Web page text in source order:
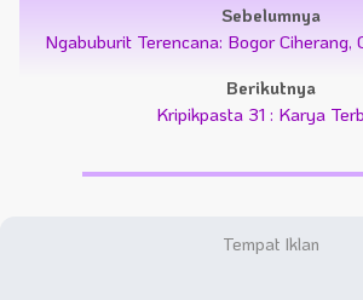
Sebelumnya
Ngabuburit Terencana: Bogor Ciherang,
Berikutnya
Kripikpasta 31 : Karya